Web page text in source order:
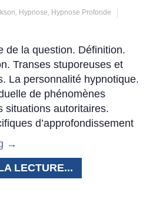
Hypnose Hypnose Profonde
de la question. Définition.
Transes stuporeuses et
La personnalité hypnotique.
de phénomènes
situations autoritaires.
d’approfondissement
→
LECTURE...